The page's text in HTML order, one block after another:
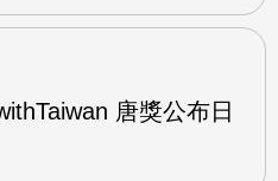
唐獎公布日